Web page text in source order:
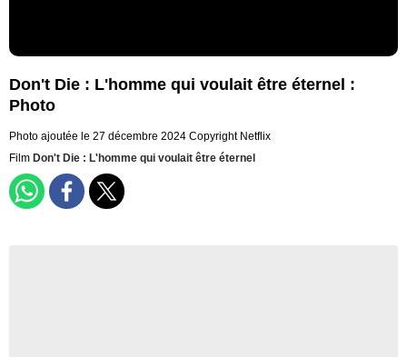
Don't Die : L'homme qui voulait être éternel :
Photo
Photo ajoutée le 27 décembre 2024 Copyright Netflix
Film Don't Die : L'homme qui voulait être éternel